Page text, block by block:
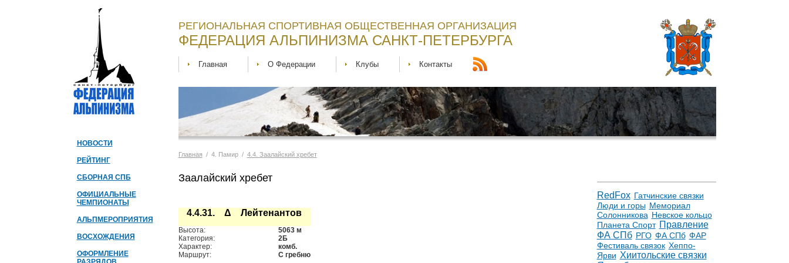
НОВОСТИ
РЕЙТИНГ
СБОРНАЯ СПБ
ОФИЦИАЛЬНЫЕ
ЧЕМПИОНАТЫ
АЛЬПМЕРОПРИЯТИЯ
ВОСХОЖДЕНИЯ
ОФОРМЛЕНИЕ
РЕГИОНАЛЬНАЯ СПОРТИВНАЯ ОБЩЕСТВЕННАЯ ОРГАНИЗАЦИЯ
ФЕДЕРАЦИЯ АЛЬПИНИЗМА САНКТ-ПЕТЕРБУРГА
Главная О Федерации Клубы Контакты
Главная / 4. Памир / 4.4. Заалайский хребет
RedFox Гатчинские связки
Люди и горы Мемориал
Солонникова Невское кольцо
Планета Спорт Правление
ФА СПб РГО ФА СПб ФАР
Фестиваль связок Хеппо-
Ярви Хиитольские связки
Заалайский хребет
4.4.31. Δ Лейтенантов
Высота:
5063 м
Категория:
2Б
Характер:
комб.
Маршрут:
С гребню